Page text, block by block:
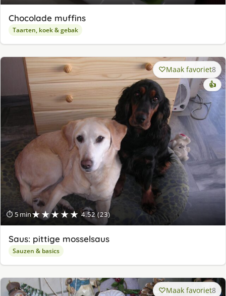
Chocolade muffins
Taarten, koek & gebak
⏱ 5 min★★★★★ 4.52 (23)
Maak favoriet8
👍
Saus: pittige mosselsaus
Sauzen & basics
Maak favoriet8